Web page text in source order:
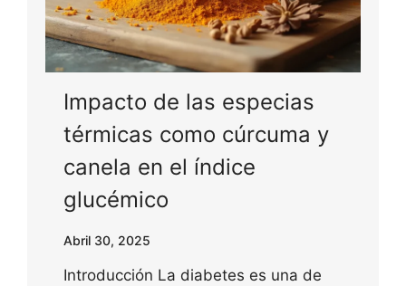
Impacto de las especias
térmicas como cúrcuma y
canela en el índice
glucémico
Abril 30, 2025
Introducción La diabetes es una de